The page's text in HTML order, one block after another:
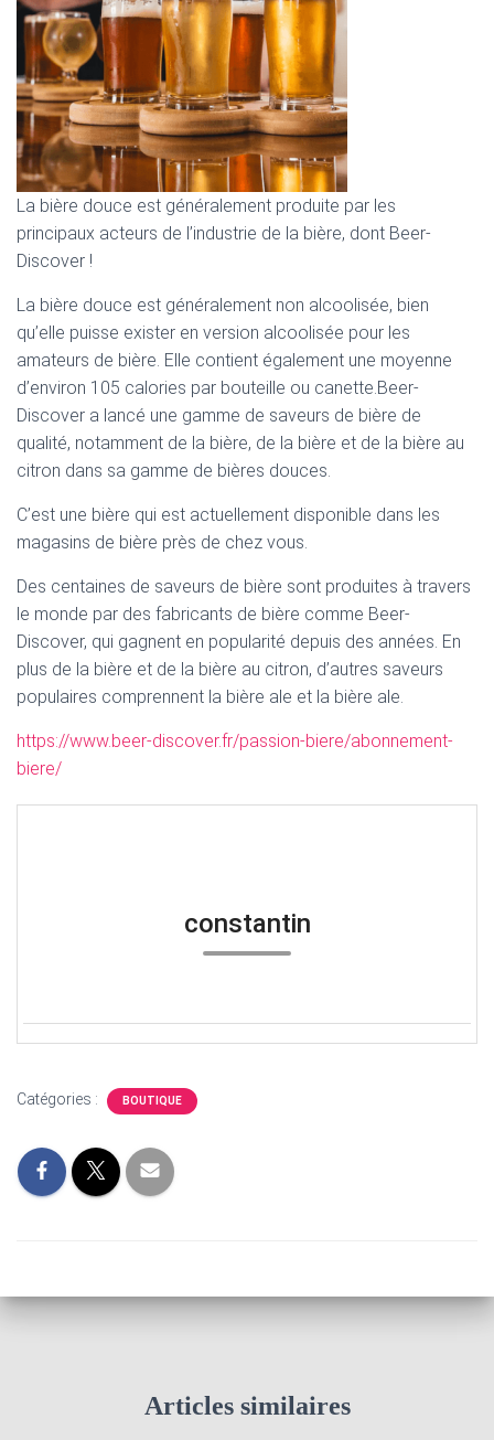
La bière douce est généralement produite par les
principaux acteurs de l’industrie de la bière, dont Beer-
Discover !
La bière douce est généralement non alcoolisée, bien
qu’elle puisse exister en version alcoolisée pour les
amateurs de bière. Elle contient également une moyenne
d’environ 105 calories par bouteille ou canette.Beer-
Discover a lancé une gamme de saveurs de bière de
qualité, notamment de la bière, de la bière et de la bière au
citron dans sa gamme de bières douces.
C’est une bière qui est actuellement disponible dans les
magasins de bière près de chez vous.
Des centaines de saveurs de bière sont produites à travers
le monde par des fabricants de bière comme Beer-
Discover, qui gagnent en popularité depuis des années. En
plus de la bière et de la bière au citron, d’autres saveurs
populaires comprennent la bière ale et la bière ale.
https://www.beer-discover.fr/passion-biere/abonnement-
biere/
constantin
Catégories : BOUTIQUE
Articles similaires